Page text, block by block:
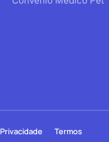
Privacidade Termos